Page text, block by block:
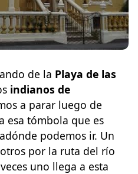
de la Playa de las
indianos de
a parar luego de
esa tómbola que es
podemos ir. Un
por la ruta del río
uno llega a esta